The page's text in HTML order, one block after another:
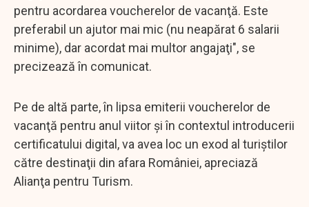
pentru acordarea voucherelor de vacanţă. Este
preferabil un ajutor mai mic (nu neapărat 6 salarii
minime), dar acordat mai multor angajaţi", se
precizează în comunicat.
Pe de altă parte, în lipsa emiterii voucherelor de
vacanţă pentru anul viitor şi în contextul introducerii
certificatului digital, va avea loc un exod al turiştilor
către destinaţii din afara României, apreciază
Alianţa pentru Turism.